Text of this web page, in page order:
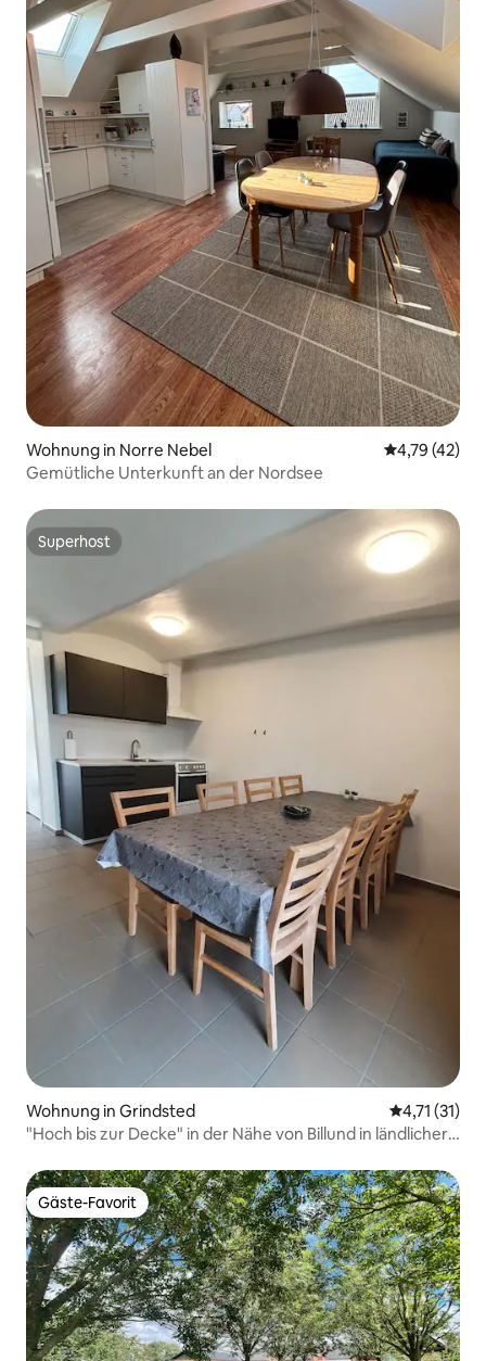
Wohnung in Norre Nebel
4,79 (42)
Gemütliche Unterkunft an der Nordsee
Superhost
Superhost
Wohnung in Grindsted
4,71 (31)
"Hoch bis zur Decke" in der Nähe von Billund in ländlicher
Gäste-Favorit
Gäste-Favorit